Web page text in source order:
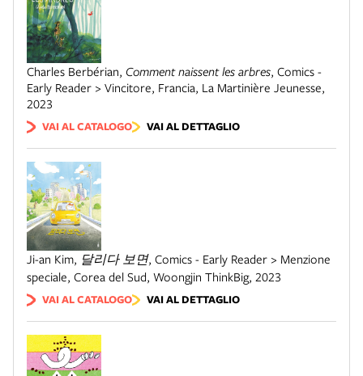
Charles Berbérian, Comment naissent les arbres, Comics -
Early Reader > Vincitore, Francia, La Martinière Jeunesse,
2023
VAI AL CATALOGO VAI AL DETTAGLIO
Ji-an Kim, 달리다 보면, Comics - Early Reader > Menzione
speciale, Corea del Sud, Woongjin ThinkBig, 2023
VAI AL CATALOGO VAI AL DETTAGLIO